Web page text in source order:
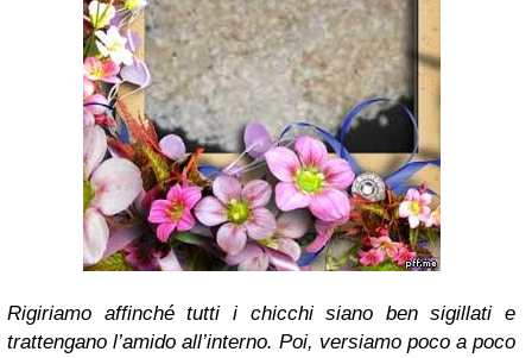
Rigiriamo affinché tutti i chicchi siano ben sigillati e
trattengano l’amido all’interno. Poi, versiamo poco a poco